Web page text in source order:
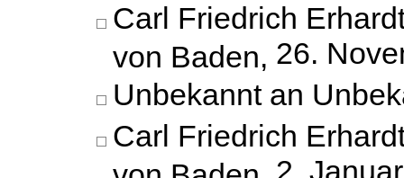
Carl Friedrich
von Baden, 26.
Unbekannt an
Carl Friedrich
2.